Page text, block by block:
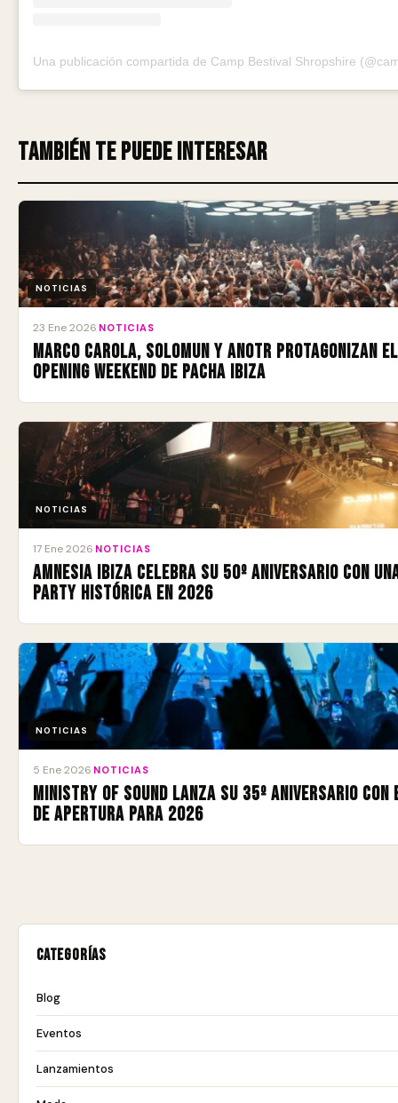
También te puede interesar
NOTICIAS
23 Ene 2026 NOTICIAS
Marco Carola, Solomun y ANOTR protagonizan
Opening Weekend de Pacha Ibiza
NOTICIAS
17 Ene 2026 NOTICIAS
Amnesia Ibiza celebra su 50º aniversario con
Party histórica en 2026
NOTICIAS
5 Ene 2026 NOTICIAS
Ministry of Sound lanza su 35º aniversario
de apertura para 2026
Categorías
Blog
Eventos
Lanzamientos